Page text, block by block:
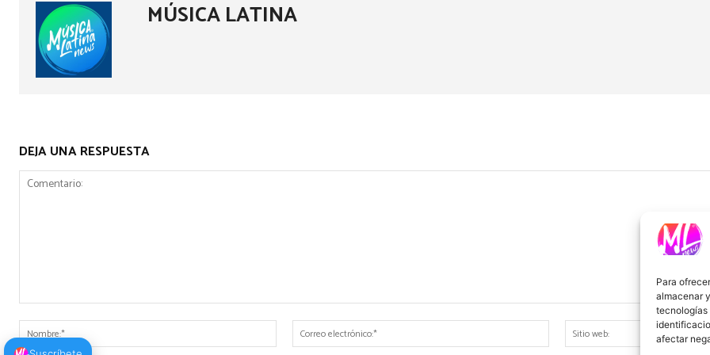
Para
almacenar
tecnologías
afectar
MÚSICA LATINA
DEJA UNA RESPUESTA
Nombre:*
Correo
electrónico:*